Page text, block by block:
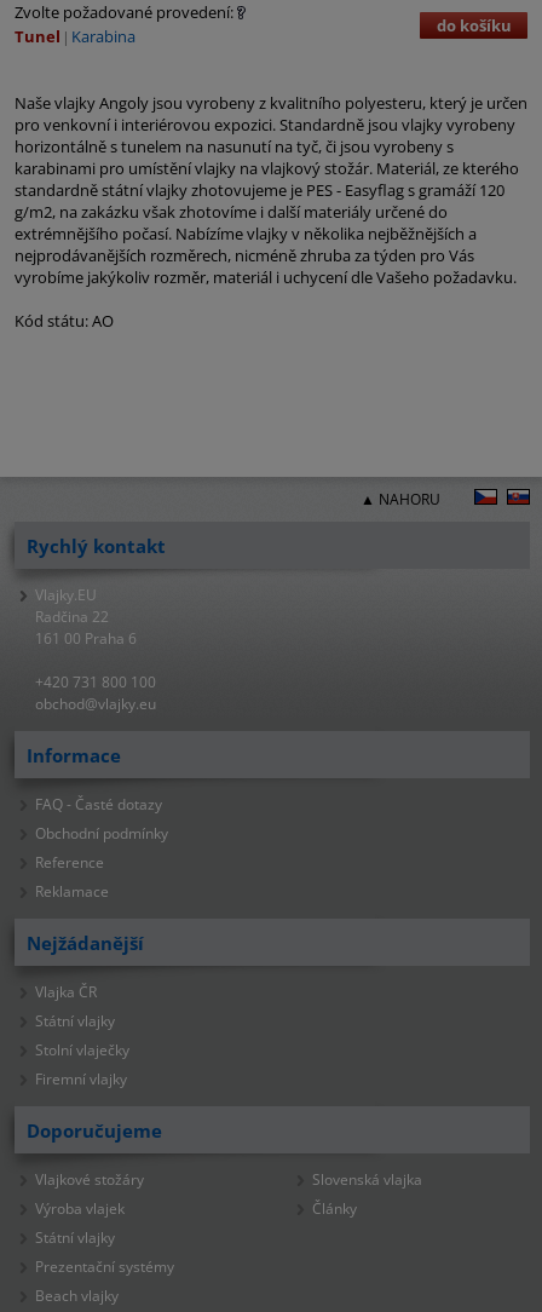
Zvolte požadované provedení:
Tunel
Karabina do košíku
Naše vlajky Angoly jsou vyrobeny z kvalitního polyesteru, který je určen
pro venkovní i interiérovou expozici. Standardně jsou vlajky vyrobeny
horizontálně s tunelem na nasunutí na tyč, či jsou vyrobeny s
karabinami pro umístění vlajky na vlajkový stožár. Materiál, ze kterého
standardně státní vlajky zhotovujeme je PES - Easyflag s gramáží 120
g/m2, na zakázku však zhotovíme i další materiály určené do
extrémnějšího počasí. Nabízíme vlajky v několika nejběžnějších a
nejprodávanějších rozměrech, nicméně zhruba za týden pro Vás
vyrobíme jakýkoliv rozměr, materiál i uchycení dle Vašeho požadavku.
Kód státu: AO
▲ NAHORU
Rychlý kontakt
Vlajky.EU
Radčina 22
161 00 Praha 6
+420 731 800 100
obchod@vlajky.eu
Informace
FAQ - Časté dotazy
Obchodní podmínky
Reference
Reklamace
Nejžádanější
Vlajka ČR
Státní vlajky
Stolní vlaječky
Firemní vlajky
Doporučujeme
Vlajkové stožáry
Výroba vlajek
Státní vlajky
Prezentační systémy
Beach vlajky
Slovenská vlajka
Články